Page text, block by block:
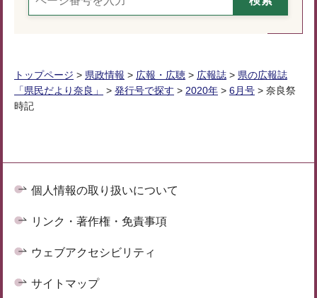
トップページ > 県政情報 > 広報・広聴 > 広報誌 > 県の広報誌
「県民だより奈良」
> 発行号で探す > 2020年 > 6月号 > 奈良祭
時記
個人情報の取り扱いについて
リンク・著作権・免責事項
ウェブアクセシビリティ
サイトマップ